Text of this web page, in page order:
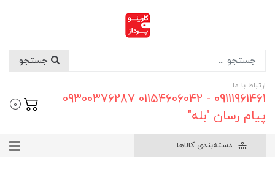
ارتباط با ما
09111961461 - 01154606042 09300376287
پیام رسان "بله"
0
دسته‌بندی کالاها